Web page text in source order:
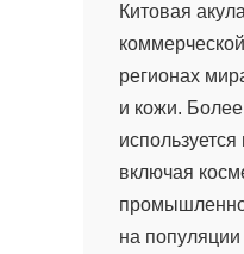
Китовая
регионах
и кожи.
включая
на популяции